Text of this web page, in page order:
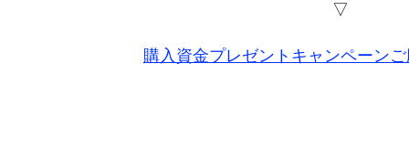
▽
購入資金プレゼントキャンペーン